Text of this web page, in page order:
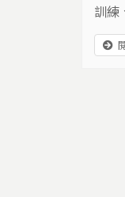
訓練
上山